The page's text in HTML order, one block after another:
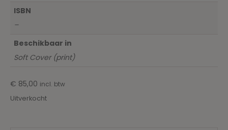
ISBN
–
Beschikbaar in
Soft Cover (print)
€ 85,00 incl. btw
Uitverkocht